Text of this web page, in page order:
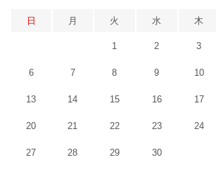
日 月 火 水 木
1 2 3
6 7 8 9 10
13 14 15 16 17
20 21 22 23 24
27 28 29 30